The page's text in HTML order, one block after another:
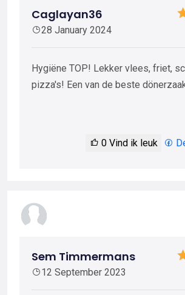
Caglayan36
28 January 2024
Hygiëne TOP! Lekker vlees, friet,
pizza's! Een van de beste
0 Vind ik leuk
Sem Timmermans
12 September 2023